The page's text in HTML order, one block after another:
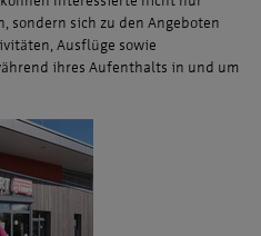
sondern sich zu den Angeboten
Ausflüge sowie
ihres Aufenthalts in und um